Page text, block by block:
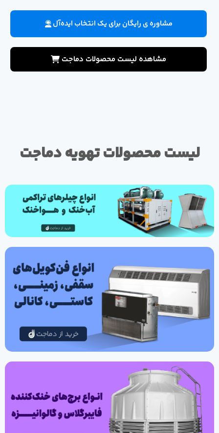
مشاوره ی رایگان برای یک انتخاب ایده‌آل
مشاهده لیست محصولات دماجت
لیست محصولات تهویه دماجت